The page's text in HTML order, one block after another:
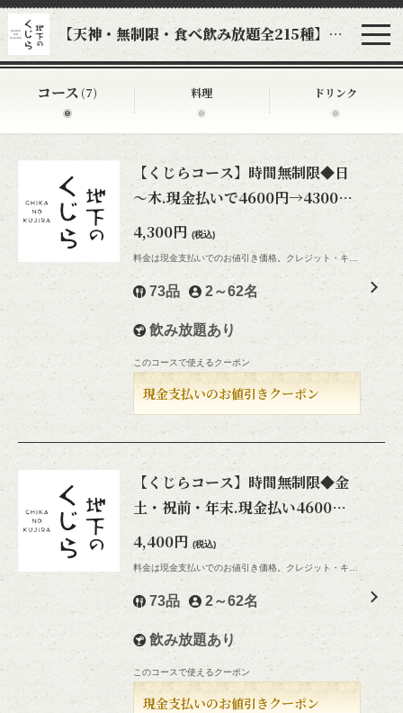
【天神・無制限・食べ飲み放題全215種】地下のくじら
コース (7) 料理 ドリンク
【くじらコース】時間無制限◆日
～木.現金払いで4600円→4300円
◆刺身.肉も食べ飲み放題
4,300円 (税込)
料金は現金支払いでのお値引き価格。クレジット・キャッシュレス支払いは通常料金です
73品 2～62名
飲み放題あり
このコースで使えるクーポン
現金支払いのお値引きクーポン
【くじらコース】時間無制限◆金
土・祝前・年末.現金払い4600円
→4400円◆刺身.肉.食べ飲み放題
4,400円 (税込)
料金は現金支払いでのお値引き価格。クレジット・キャッシュレス支払いは通常料金です
73品 2～62名
飲み放題あり
このコースで使えるクーポン
現金支払いのお値引きクーポン